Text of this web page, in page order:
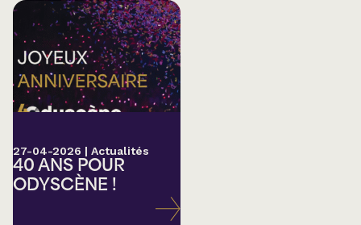
27-04-2026 | Actualités
40 ANS POUR
ODYSCÈNE !